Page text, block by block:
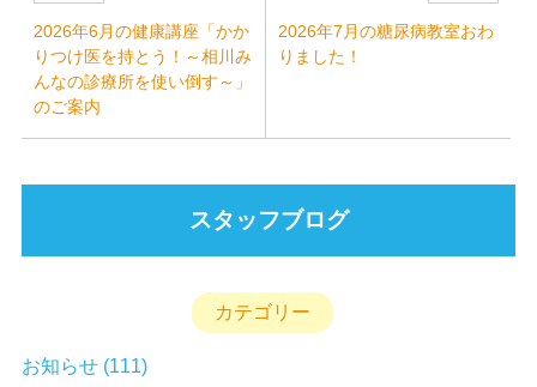
2026年6月の健康講座「かか
りつけ医を持とう！～相川み
んなの診療所を使い倒す～」
のご案内
2026年7月の糖尿病教室おわ
りました！
スタッフブログ
カテゴリー
お知らせ(111)